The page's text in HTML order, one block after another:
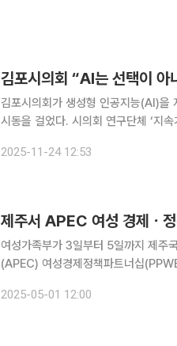
김포시의회 “AI는 선택이
김포시의회가 생성형 인공지능(AI)을
시동을 걸었다. 시의회 연구단체 ‘지속가능한 명품도시 연구회’는 생성형 AI의 최신 흐름과 지자체
다”고 강조했다. 김포시의
2025-11-24 12:53
제주서 APEC 여성 경제ㆍ
여성가족부가 3일부터 5일까지 제주
(APEC) 여성경제정책파트너십(PPWE) 제1차 회의를 개
색하는 실무 회의다. APEC 21개 회
2025-05-01 12:00